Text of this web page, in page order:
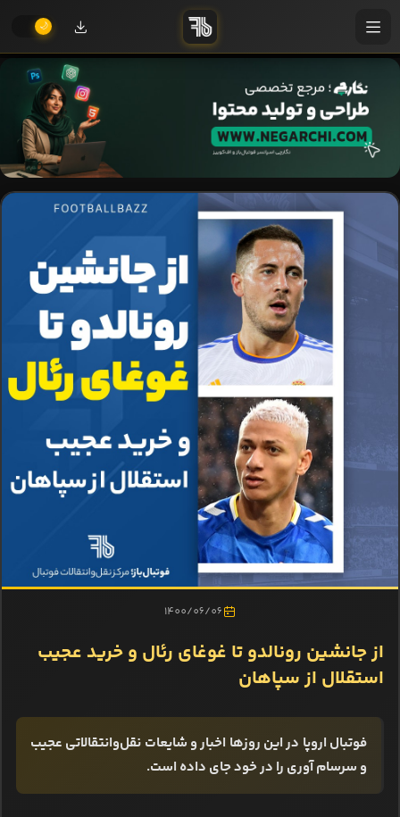
1400/06/06
از جانشین رونالدو تا غوغای رئال و خرید عجیب
استقلال از سپاهان
فوتبال اروپا در این روزها اخبار و شایعات نقل‌وانتقالاتی عجیب
و سرسام آوری را در خود جای داده است.